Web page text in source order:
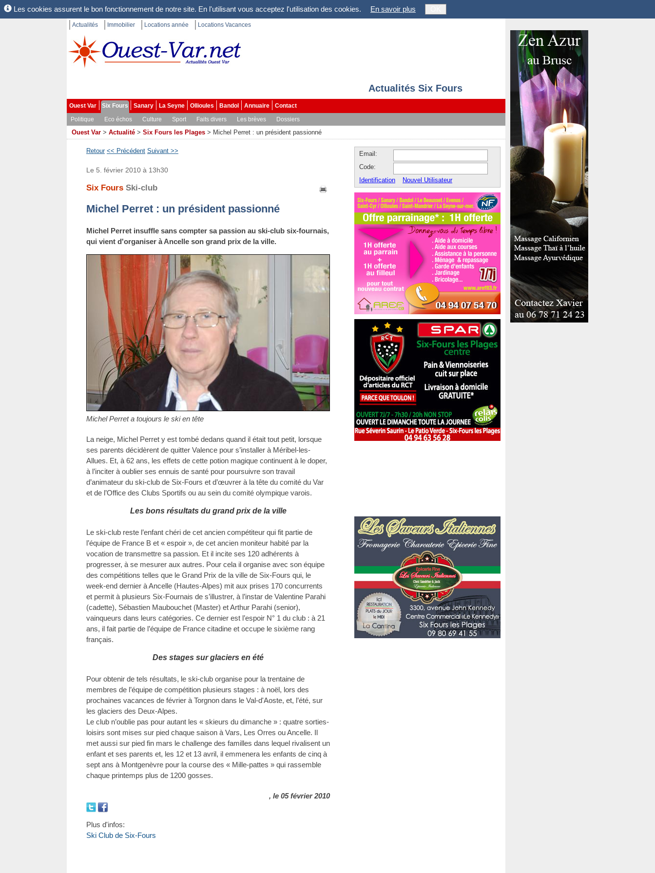
Les cookies assurent le bon fonctionnement de notre site. En l'utilisant vous acceptez l'utilisation des cookies. En savoir plus
Actualités Immobilier Locations année Locations Vacances
Actualités Six Fours
Ouest Var Six Fours Sanary La Seyne Ollioules Bandol Annuaire
Contact
Politique
Eco échos Culture Sport Faits divers Les brèves Dossiers
Ouest Var > Actualité > Six Fours les Plages > Michel Perret : un président passionné
Retour << Précédent Suivant >>
Le 5. février 2010 à 13h30
Six Fours Ski-club
Michel Perret : un président passionné
Michel Perret insuffle sans compter sa passion au ski-club six-fournais,
qui vient d'organiser à Ancelle son grand prix de la ville.
Michel Perret a toujours le ski en tête
La neige, Michel Perret y est tombé dedans quand il était tout petit, lorsque
ses parents décidèrent de quitter Valence pour s’installer à Méribel-les-
Allues. Et, à 62 ans, les effets de cette potion magique continuent à le doper,
à l’inciter à oublier ses ennuis de santé pour poursuivre son travail
d’animateur du ski-club de Six-Fours et d’œuvrer à la tête du comité du Var
et de l’Office des Clubs Sportifs ou au sein du comité olympique varois.
Les bons résultats du grand prix de la ville
Le ski-club reste l’enfant chéri de cet ancien compétiteur qui fit partie de
l’équipe de France B et « espoir », de cet ancien moniteur habité par la
vocation de transmettre sa passion. Et il incite ses 120 adhérents à
progresser, à se mesurer aux autres. Pour cela il organise avec son équipe
des compétitions telles que le Grand Prix de la ville de Six-Fours qui, le
week-end dernier à Ancelle (Hautes-Alpes) mit aux prises 170 concurrents
et permit à plusieurs Six-Fournais de s’illustrer, à l’instar de Valentine Parahi
(cadette), Sébastien Maubouchet (Master) et Arthur Parahi (senior),
vainqueurs dans leurs catégories. Ce dernier est l’espoir N° 1 du club : à 21
ans, il fait partie de l’équipe de France citadine et occupe le sixième rang
français.
Des stages sur glaciers en été
Pour obtenir de tels résultats, le ski-club organise pour la trentaine de
membres de l’équipe de compétition plusieurs stages : à noël, lors des
prochaines vacances de février à Torgnon dans le Val-d'Aoste, et, l’été, sur
les glaciers des Deux-Alpes.
Le club n’oublie pas pour autant les « skieurs du dimanche » : quatre sorties-
loisirs sont mises sur pied chaque saison à Vars, Les Orres ou Ancelle. Il
met aussi sur pied fin mars le challenge des familles dans lequel rivalisent un
enfant et ses parents et, les 12 et 13 avril, il emmenera les enfants de cinq à
sept ans à Montgenèvre pour la course des « Mille-pattes » qui rassemble
chaque printemps plus de 1200 gosses.
, le 05 février 2010
Plus d'infos:
Ski Club de Six-Fours
Email:
Code:
Identification
Nouvel Utilisateur